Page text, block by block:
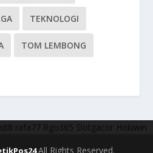
TEKNOLOGI
TOM LEMBONG
rafa77 Rgo365 Slotgacor Hokiwin
All Rights Reserved.